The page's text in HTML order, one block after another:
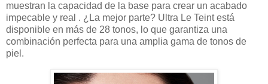
muestran la capacidad de la base para crear un acabado
impecable y real . ¿La mejor parte? Ultra Le Teint está
disponible en más de 28 tonos, lo que garantiza una
combinación perfecta para una amplia gama de tonos de
piel.